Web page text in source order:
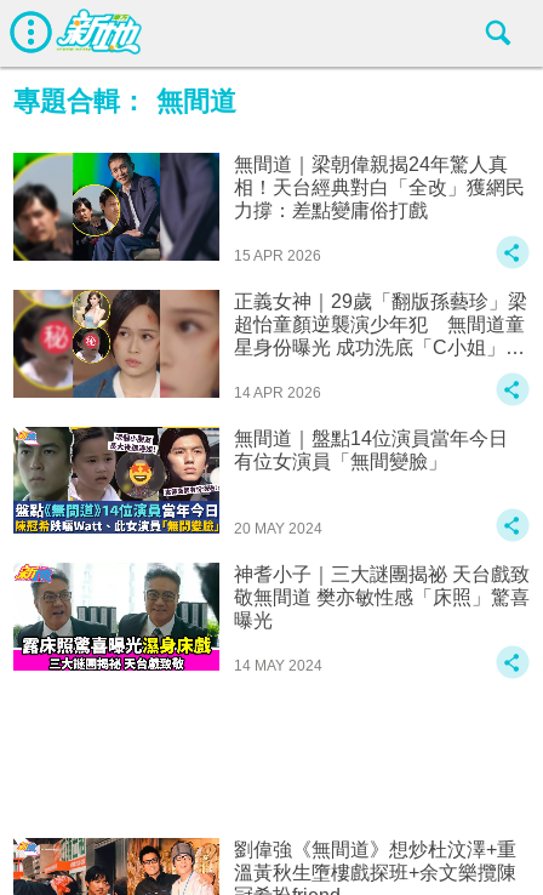
專題合輯： 無間道
無間道｜梁朝偉親揭24年驚人真
相！天台經典對白「全改」獲網民
力撐：差點變庸俗打戲
15 APR 2026
正義女神｜29歲「翻版孫藝珍」梁
超怡童顏逆襲演少年犯 無間道童
星身份曝光 成功洗底「C小姐」風
14 APR 2026
無間道｜盤點14位演員當年今日
有位女演員「無間變臉」
20 MAY 2024
神耆小子｜三大謎團揭祕 天台戲致
敬無間道 樊亦敏性感「床照」驚喜
曝光
14 MAY 2024
劉偉強《無間道》想炒杜汶澤+重
溫黃秋生墮樓戲探班+余文樂攬陳